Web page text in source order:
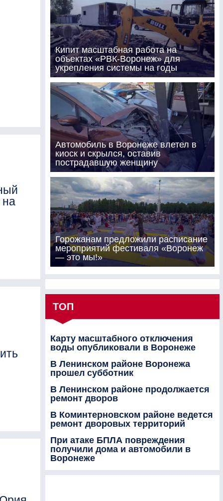
на
Кипит масштабная работа на
объектах «РВК-Воронеж» для
укрепления системы на годы
Автомобиль в Воронеже влетел в
киоск и скрылся, оставив
пострадавшую женщину
Горожанам предложили расписание
мероприятий фестиваля «Воронеж
— это мы!»
ТОП
Карту масштабного отключения
воды опубликовали в Воронеже
В Ленинском районе Воронежа
прошел субботник
В Ленинском районе продолжается
ремонт дворов
В Коминтерновском районе ведется
ремонт дворовых территорий
При атаке БПЛА повреждения
получили дома и автомобили в
Воронеже